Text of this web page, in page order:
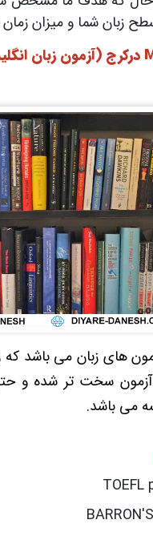
شما و میزان زمان
های زبان می باشد که